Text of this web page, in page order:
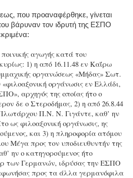
που προαναφέρθηκε, γίνεται
που βάρυναν τον ιδρυτή της ΕΣΠΟ
αγωγής κατά του
1) η από 16.11.48 εν Καΐρω
οργανώσεως «Μήδας» Σωτ.
οργάνωσις εν Ελλάδι,
αρχηγός της οποίας ήτο ο
δε ο Στεροδήμας, 2) η από 26.8.44
Π.Ν. Ν. Γιγάντε, καθ’ ην
ως φιλοαξονική οργάνωσις, ης
και 3) η πληροφορία ατόμου
Μέγα προς τον υποδιευθυντήν της
ην ο κατηγορούμενος ήτο
των Γερμανών, ιδρύσας την ΕΣΠΟ
προς τα άλλα γερμανόφιλα